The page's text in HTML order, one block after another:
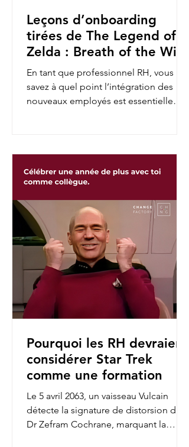
Leçons d’onboarding
tirées de The Legend of
Zelda : Breath of the Wild
En tant que professionnel RH, vous
savez à quel point l’intégration des
nouveaux employés est essentielle
Pourquoi les RH devraient
considérer Star Trek
comme une formation
Le 5 avril 2063, un vaisseau Vulcain
détecte la signature de distorsion du
Dr Zefram Cochrane, marquant la